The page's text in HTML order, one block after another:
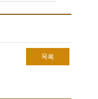
목록